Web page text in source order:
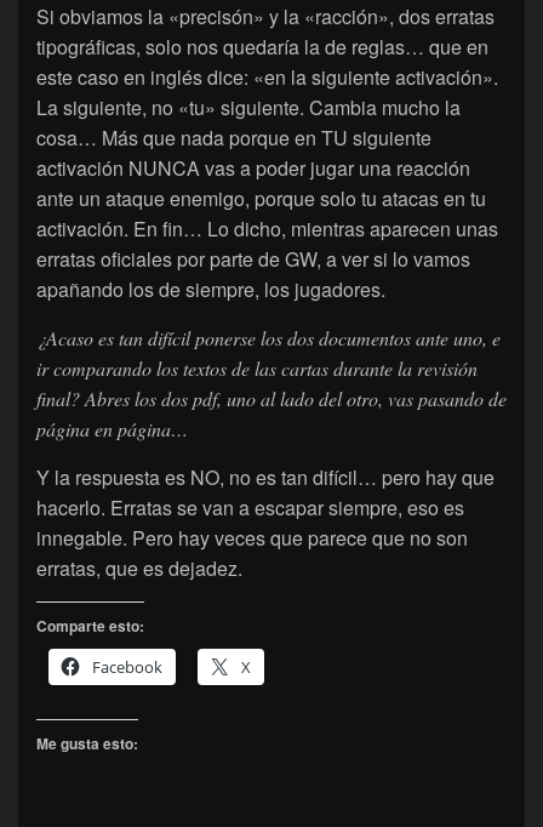
Si obviamos la «precisón» y la «racción», dos erratas
tipográficas, solo nos quedaría la de reglas… que en
este caso en inglés dice: «en la siguiente activación».
La siguiente, no «tu» siguiente. Cambia mucho la
cosa… Más que nada porque en TU siguiente
activación NUNCA vas a poder jugar una reacción
ante un ataque enemigo, porque solo tu atacas en tu
activación. En fin… Lo dicho, mientras aparecen unas
erratas oficiales por parte de GW, a ver si lo vamos
apañando los de siempre, los jugadores.
¿Acaso es tan difícil ponerse los dos documentos ante uno, e
ir comparando los textos de las cartas durante la revisión
final? Abres los dos pdf, uno al lado del otro, vas pasando de
página en página…
Y la respuesta es NO, no es tan difícil… pero hay que
hacerlo. Erratas se van a escapar siempre, eso es
innegable. Pero hay veces que parece que no son
erratas, que es dejadez.
Comparte esto:
Facebook
X
Me gusta esto: